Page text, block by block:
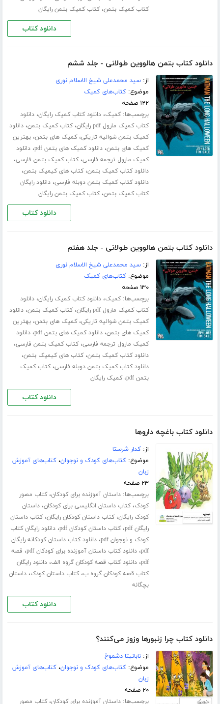
کتاب کمیک بتمن،کتاب کمیک بتمن رایگان
دانلود کتاب
دانلود کتاب بتمن هالووین طولانی - جلد ششم
از:سید محمدعلی شیخ الاسلام نوری
موضوع:کتاب‌های کمیک
۱۲۲ صفحه
برچسب‌ها:کمیک،دانلود کتاب کمیک رایگان،دانلود
کتاب کمیک مارول pdf رایگان
،کتاب کمیک بتمن،دانلود
کمیک بتمن شوالیه تاریکی،کمیک های بتمن،بهترین
کمیک های بتمن،دانلود کمیک های بتمن pdf ،دانلود
کمیک مارول ترجمه فارسی،کتاب کمیک بتمن فارسی،
دانلود کتاب کمیک بتمن،کتاب های کیمیک بتمن،
دانلود کتاب کمیک بتمن دوبله فارسی،دانلود رایگان
کتاب کمیک بتمن،کتاب کمیک بتمن رایگان
دانلود کتاب
دانلود کتاب بتمن هالووین طولانی - جلد هفتم
از:سید محمدعلی شیخ الاسلام نوری
موضوع:کتاب‌های کمیک
۱۳۰ صفحه
برچسب‌ها:کمیک،دانلود کتاب کمیک رایگان،دانلود
کتاب کمیک مارول pdf رایگان
،کتاب کمیک بتمن،دانلود
کمیک بتمن شوالیه تاریکی،کمیک های بتمن،بهترین
کمیک های بتمن،دانلود کمیک های بتمن pdf ،دانلود
کمیک مارول ترجمه فارسی،کتاب کمیک بتمن فارسی،
دانلود کتاب کمیک بتمن،کتاب های کیمیک بتمن،
دانلود کتاب کمیک بتمن دوبله فارسی،کتاب کمیک
بتمن pdf
،کمیک رایگان
دانلود کتاب
دانلود کتاب باغچه داروها
از:کدار شرستا
موضوع:کتاب‌های کودک و نوجوان،کتاب‌های آموزش
زبان
۲۳ صفحه
برچسب‌ها:داستان آموزنده برای کودکان،کتاب مصور
کودک،کتاب داستان انگلیسی برای کودکان،داستان
کودک رایگان،کتاب داستان کودکان رایگان،کتاب داستان
رایگان pdf
،کتاب داستان کودکان pdf ،دانلود رایگان کتاب
کودک و نوجوان pdf
،دانلود کتاب داستان کودکانه رایگان
pdf،دانلود کتاب داستان آموزنده برای کودکان pdf ، قصه
pdf،دانلود کتاب قصه کودکان گروه الف،دانلود رایگان
کتاب قصه کودکان گروه ب،کتاب داستان کودک،داستان
بچگانه
دانلود کتاب
دانلود کتاب چرا زنبورها وزوز می‌کنند؟
از:نابانیتا دشموخ
موضوع:کتاب‌های کودک و نوجوان،کتاب‌های آموزش
زبان
۲۰ صفحه
برچسب‌ها:داستان آموزنده برای کودکان،کتاب مصور